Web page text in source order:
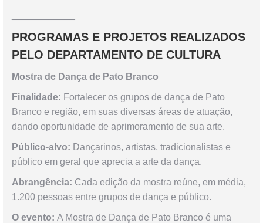
PROGRAMAS E PROJETOS REALIZADOS
PELO DEPARTAMENTO DE CULTURA
Mostra de Dança de Pato Branco
Finalidade: Fortalecer os grupos de dança de Pato
Branco e região, em suas diversas áreas de atuação,
dando oportunidade de aprimoramento de sua arte.
Público-alvo: Dançarinos, artistas, tradicionalistas e
público em geral que aprecia a arte da dança.
Abrangência: Cada edição da mostra reúne, em média,
1.200 pessoas entre grupos de dança e público.
O evento: A Mostra de Dança de Pato Branco é uma